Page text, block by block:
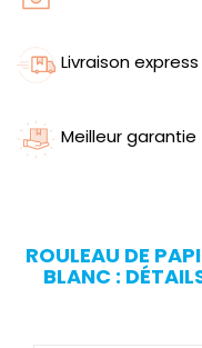
Livraison
Meilleur garantie
ROULEAU DE
BLANC :